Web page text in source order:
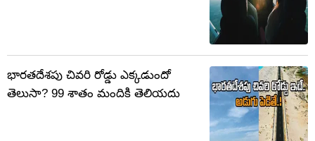
భారతదేశపు చివరి రోడ్డు ఎక్కడుందో
తెలుసా? 99 శాతం మందికి తెలియదు